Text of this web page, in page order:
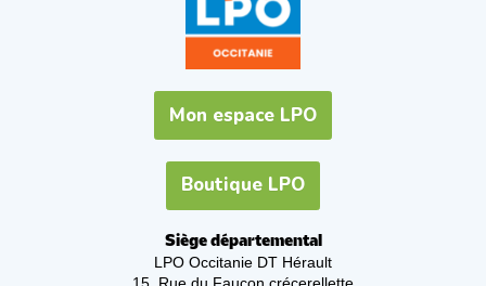
Mon espace LPO
Boutique LPO
Siège départemental
LPO Occitanie DT Hérault